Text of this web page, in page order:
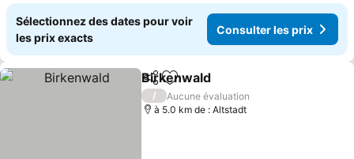
Sélectionnez des dates pour voir
les prix exacts
Consulter les prix
PartagerAjouter à mes favoris
Birkenwald
/
Aucune évaluation
à 5.0 km de : Altstadt